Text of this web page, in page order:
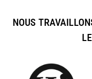
NOUS